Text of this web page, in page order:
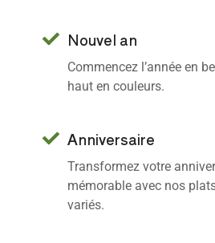
Nouvel an
Commencez l’année en
haut en couleurs.
Anniversaire
Transformez votre
mémorable avec nos
variés.